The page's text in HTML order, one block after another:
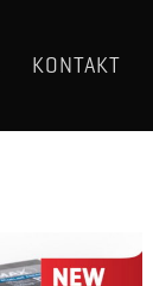
KONTAKT